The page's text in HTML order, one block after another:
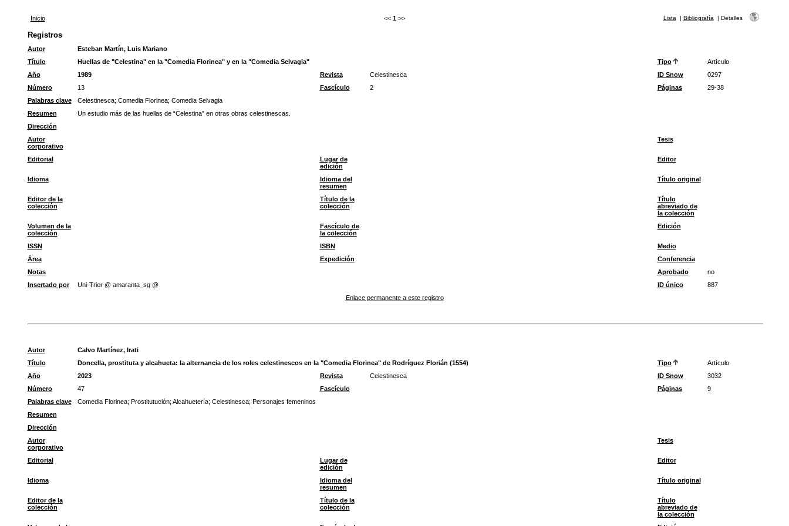
Inicio << 1 >> Lista | Bibliografía | Detalles
Registros
Autor
Esteban Martín, Luis Mariano
Título
Huellas de "Celestina" en la "Comedia Florinea" y en la "Comedia Selvagia" Tipo
Artículo
Año
1989 Revista Celestinesca ID Snow
0297
Número
13 Fascículo 2 Páginas
29-38
Palabras clave
Celestinesca; Comedia Florinea; Comedia Selvagia
Resumen
Un estudio más de las huellas de “Celestina” en otras obras celestinescas.
Dirección
Autor
corporativo
Tesis
Editorial
Lugar de
edición
Editor
Idioma
Idioma del
resumen
Título original
Editor de la
colección
Título de la
colección
Título
abreviado de
la colección
Volumen de la
colección
Fascículo de
la colección
Edición
ISSN ISBN
Medio
Área
Expedición
Conferencia
Notas
Aprobado
no
Insertado por
Uni-Trier @ amaranta_sg @ ID único
887
Enlace permanente a este registro
Autor
Calvo Martínez, Irati
Título
Doncella, prostituta y alcahueta: la alternancia de los roles celestinescos en la "Comedia Florinea" de Rodríguez Florián (1554) Tipo
Artículo
Año
2023 Revista Celestinesca ID Snow
3032
Número
47 Fascículo Páginas
9
Palabras clave
Comedia Florinea; Prostitutución; Alcahuetería; Celestinesca; Personajes femeninos
Resumen
Dirección
Autor
corporativo
Tesis
Editorial
Lugar de
edición
Editor
Idioma
Idioma del
resumen
Título original
Editor de la
colección
Título de la
colección
Título
abreviado de
la colección